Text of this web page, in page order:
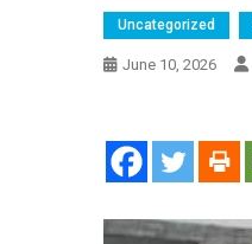
Uncategorized
June 10, 2026